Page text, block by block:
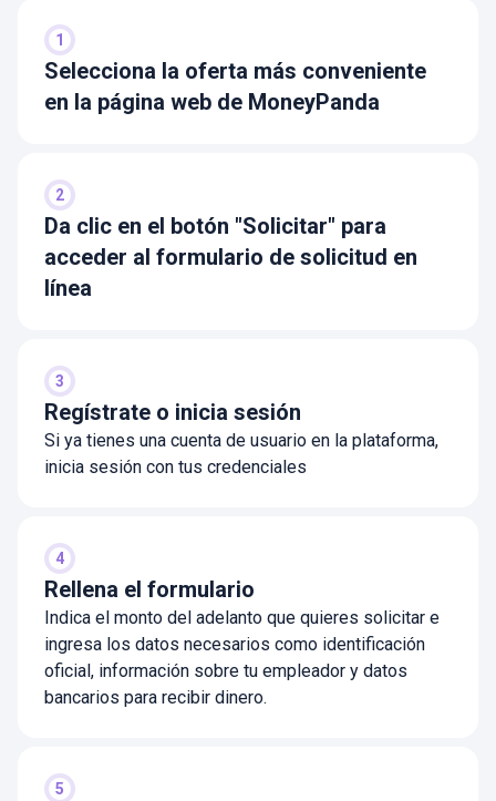
1
Selecciona la oferta más conveniente
en la página web de MoneyPanda
2
Da clic en el botón "Solicitar" para
acceder al formulario de solicitud en
línea
3
Regístrate o inicia sesión
Si ya tienes una cuenta de usuario en la plataforma,
inicia sesión con tus credenciales
4
Rellena el formulario
Indica el monto del adelanto que quieres solicitar e
ingresa los datos necesarios como identificación
oficial, información sobre tu empleador y datos
bancarios para recibir dinero.
5